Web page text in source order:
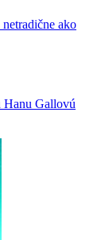
ako
Hanu Gallovú